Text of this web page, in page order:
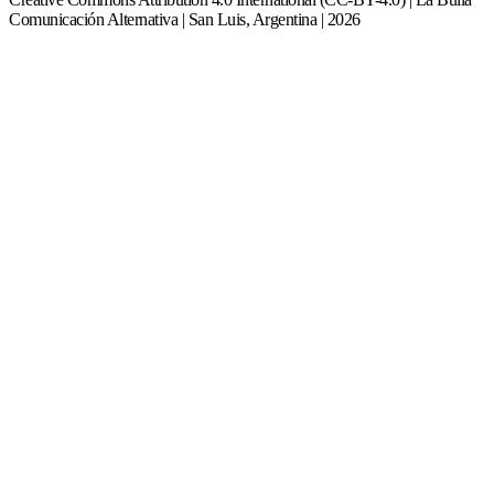
Comunicación Alternativa | San Luis, Argentina | 2026